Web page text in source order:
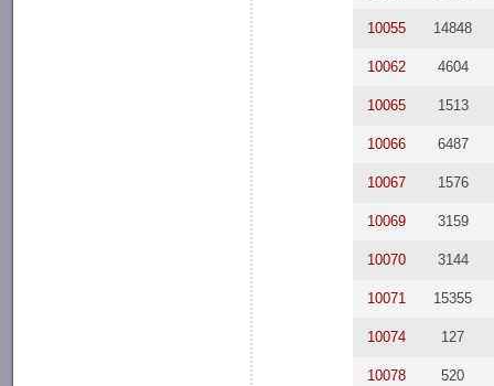
10055 14848
10062 4604
10065 1513
10066 6487
10067 1576
10069 3159
10070 3144
10071 15355
10074 127
10078 520